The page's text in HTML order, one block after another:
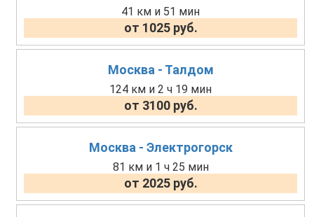
41 км и 51 мин
от 1025 руб.
Москва - Талдом
124 км и 2 ч 19 мин
от 3100 руб.
Москва - Электрогорск
81 км и 1 ч 25 мин
от 2025 руб.